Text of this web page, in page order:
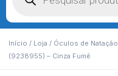
Início / Loja / Óculos de Natação
(9238955) – Cinza Fumê